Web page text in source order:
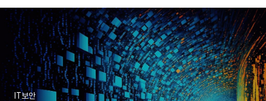
IT보안